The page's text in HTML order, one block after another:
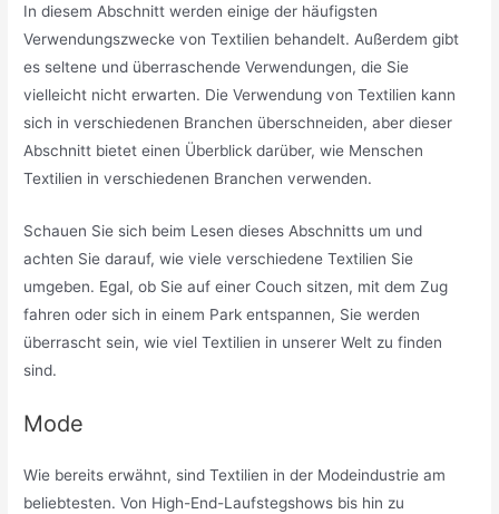
In diesem Abschnitt werden einige der häufigsten
Verwendungszwecke von Textilien behandelt. Außerdem gibt
es seltene und überraschende Verwendungen, die Sie
vielleicht nicht erwarten. Die Verwendung von Textilien kann
sich in verschiedenen Branchen überschneiden, aber dieser
Abschnitt bietet einen Überblick darüber, wie Menschen
Textilien in verschiedenen Branchen verwenden.
Schauen Sie sich beim Lesen dieses Abschnitts um und
achten Sie darauf, wie viele verschiedene Textilien Sie
umgeben. Egal, ob Sie auf einer Couch sitzen, mit dem Zug
fahren oder sich in einem Park entspannen, Sie werden
überrascht sein, wie viel Textilien in unserer Welt zu finden
sind.
Mode
Wie bereits erwähnt, sind Textilien in der Modeindustrie am
beliebtesten. Von High-End-Laufstegshows bis hin zu